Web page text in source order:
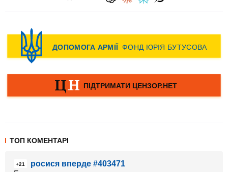
ТОП КОМЕНТАРІ
+21
росися вперде #403471